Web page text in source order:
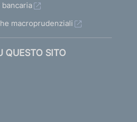
macroprudenziali
QUESTO SITO